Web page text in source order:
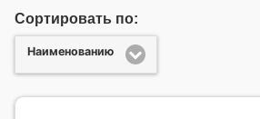
Сортировать по:
Наименованию